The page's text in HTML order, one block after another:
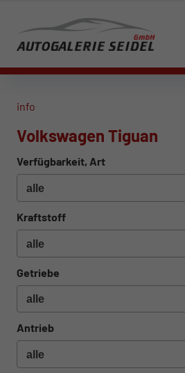
info
Volkswagen Tiguan
Verfügbarkeit, Art
Kraftstoff
Getriebe
Antrieb